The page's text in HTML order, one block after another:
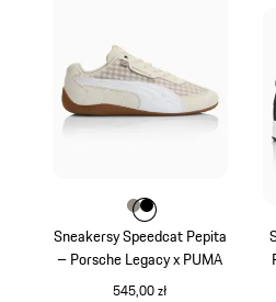
Sneakersy Speedcat Pepita
– Porsche Legacy x PUMA
545,00 zł
Kolor
KolorKolor